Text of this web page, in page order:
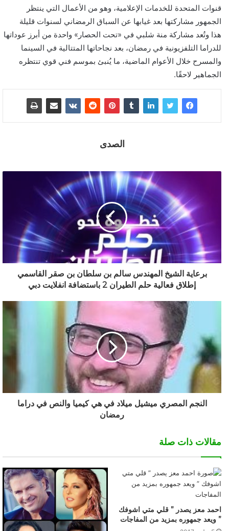
قنوات المتحدة للخدمات الإعلامية، وهو من الأعمال التي ينتظر
الجمهور مشاركتها بعد غيابها عن السباق الرمضاني لسنوات قليلة
هذا وتُعد مشاركة منة شلبي في «تحت الحصار» واحدة من أبرز عوداتها
للدراما التلفزيونية في رمضان، بعد نجاحاتها المتتالية في السينما
والمسرح خلال الأعوام الماضية، ما يُنبئ بموسم فني قوي تنتظره
الجماهير لاحقًا.
الصدى
برعاية الشيخ المهندس سالم بن سلطان بن صقر القاسمي
إطلاق فعالية حلم الطيران 2 باستضافة انفلايت دبي
النجم المصري ميشيل ميلاد في هي كيميا والنص في دراما
رمضان
مقالات ذات صلة
احمد معز يصدر ” قلي متي اشوفك
” ويعد جمهوره بمزيد من المفاجات